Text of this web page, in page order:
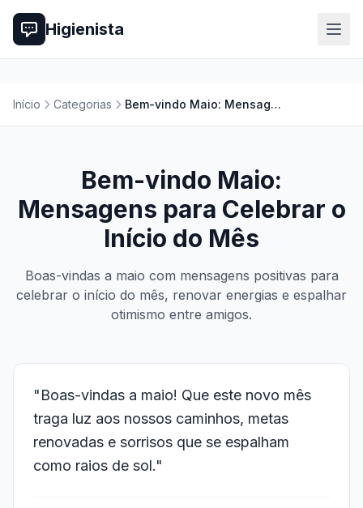
Higienista
Início Categorias Bem-vindo Maio: Mensagens para Celebrar o Início do Mês
Bem-vindo Maio:
Mensagens para Celebrar o
Início do Mês
Boas-vindas a maio com mensagens positivas para
celebrar o início do mês, renovar energias e espalhar
otimismo entre amigos.
"Boas-vindas a maio! Que este novo mês
traga luz aos nossos caminhos, metas
renovadas e sorrisos que se espalham
como raios de sol."